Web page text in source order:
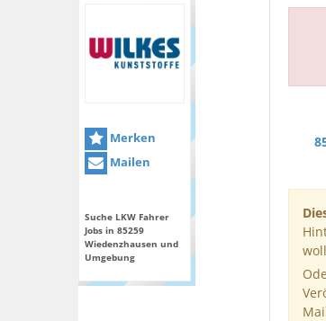
Merken
Mailen
Suche LKW Fahrer
Jobs in 85259
Wiedenzhausen und
Umgebung